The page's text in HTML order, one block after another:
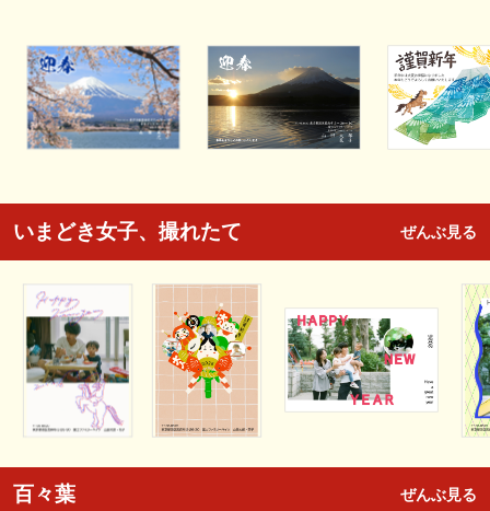
いまどき女子、撮れたて ぜんぶ見る
百々葉 ぜんぶ見る